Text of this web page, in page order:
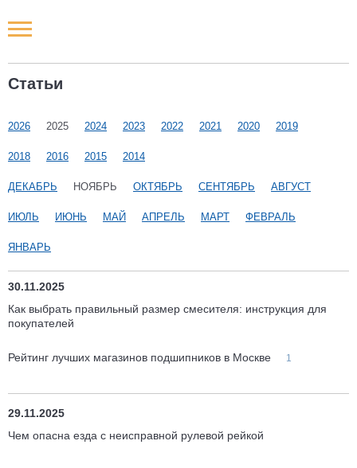
Статьи
2026 2025 2024 2023 2022 2021 2020 2019
2018 2016 2015 2014
ДЕКАБРЬ НОЯБРЬ ОКТЯБРЬ СЕНТЯБРЬ АВГУСТ
ИЮЛЬ ИЮНЬ МАЙ АПРЕЛЬ МАРТ ФЕВРАЛЬ
ЯНВАРЬ
30.11.2025
Как выбрать правильный размер смесителя: инструкция для
покупателей
Рейтинг лучших магазинов подшипников в Москве 1
29.11.2025
Чем опасна езда с неисправной рулевой рейкой
Новости РФ
Наши мероприятия
Статьи